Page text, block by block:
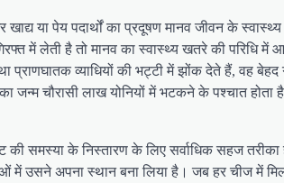
या पेय पदार्थों का प्रदूषण मानव जीवन के
में लेती है तो मानव का स्वास्थ्य खतरे की परिधि में
व्याधियों की भट्टी में झोंक देते हैं, वह
जन्म चौरासी लाख योनियों में भटकने के पश्चात होता
समस्या के निस्तारण के लिए सर्वाधिक सहज
में उसने अपना स्थान बना लिया है। जब हर चीज में